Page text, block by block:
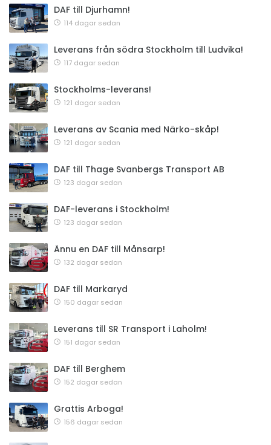
DAF till Djurhamn!
114 dagar sedan
Leverans från södra Stockholm till Ludvika!
117 dagar sedan
Stockholms-leverans!
121 dagar sedan
Leverans av Scania med Närko-skåp!
121 dagar sedan
DAF till Thage Svanbergs Transport AB
123 dagar sedan
DAF-leverans i Stockholm!
123 dagar sedan
Ännu en DAF till Månsarp!
132 dagar sedan
DAF till Markaryd
150 dagar sedan
Leverans till SR Transport i Laholm!
151 dagar sedan
DAF till Berghem
152 dagar sedan
Grattis Arboga!
156 dagar sedan